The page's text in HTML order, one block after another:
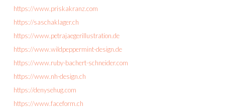
https://www.priskakranz.com
https://saschaklager.ch
https://www.petrajaegerillustration.de
https://www.wildpeppermint-design.de
https://www.ruby-bachert-schneider.com
https://www.nh-design.ch
https://denysehug.com
https://www.faceform.ch